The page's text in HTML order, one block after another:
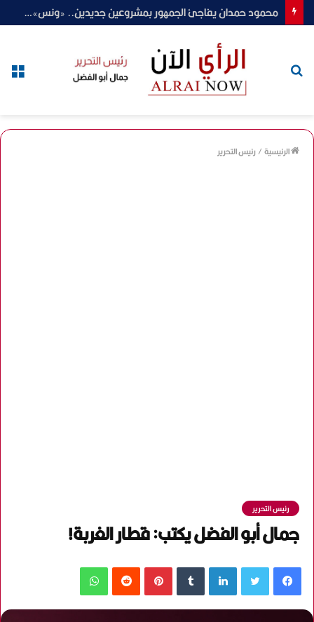
محمود حمدان يفاجئ الجمهور بمشروعين جديدين.. «ونس» لرمضان 2027 و«في البتنجان» ينطلق رسميًا
الرئيسية/رئيس التحرير
رئيس التحرير
جمال أبو الفضل يكتب: قطار الغربة!
فيسبوك لينكدإن بينتيريست